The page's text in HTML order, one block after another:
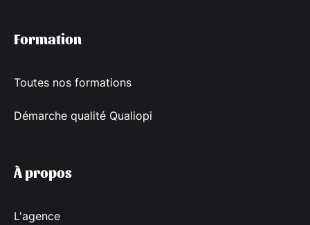
Formation
Toutes nos formations
Démarche qualité Qualiopi
À propos
L'agence